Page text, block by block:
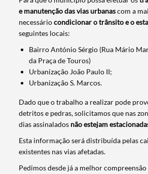
e manutenção das vias urbanascom a
necessáriocondicionar o trânsito e o
seguintes locais:
Bairro António Sérgio (Rua Mário
da Praça de Touros)
Urbanização João Paulo II;
Urbanização S. Marcos.
Dado que o trabalho a realizar pode
detritos e pedras, solicitamos que nas
dias assinalados não estejam
Esta informação será distribuída pelas
existentes nas vias afetadas.
Pedimos desde já a melhor